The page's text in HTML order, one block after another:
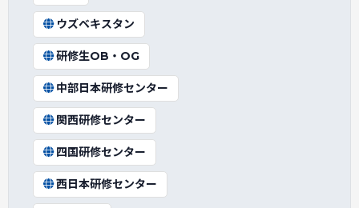
ウズベキスタン
研修生OB・OG
中部日本研修センター
関西研修センター
四国研修センター
西日本研修センター